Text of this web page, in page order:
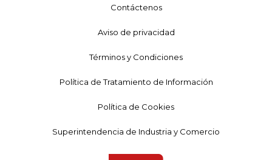
Contáctenos
Aviso de privacidad
Términos y Condiciones
Política de Tratamiento de Información
Política de Cookies
Superintendencia de Industria y Comercio